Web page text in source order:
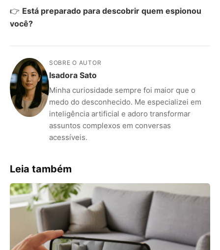
👉 Está preparado para descobrir quem espionou
você?
SOBRE O AUTOR
Isadora Sato
Minha curiosidade sempre foi maior que o
medo do desconhecido. Me especializei em
inteligência artificial e adoro transformar
assuntos complexos em conversas
acessíveis.
Leia também